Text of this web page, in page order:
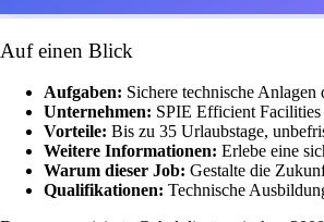
Auf einen Blick
Aufgaben: Sichere technische
Unternehmen: SPIE Efficient
Vorteile: Bis zu 35 Urlaubstage,
Weitere Informationen: Erlebe eine
Warum dieser Job: Gestalte die
Qualifikationen: Technische